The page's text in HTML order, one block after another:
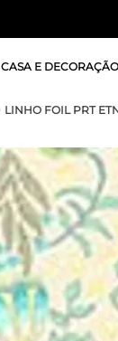
CASA E DECORAÇÃO
LINHO FOIL PRT